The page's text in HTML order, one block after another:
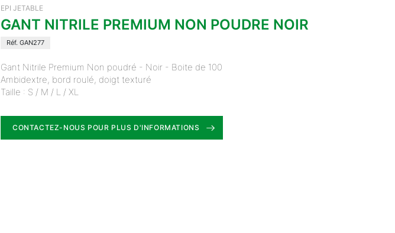
EPI JETABLE
GANT NITRILE PREMIUM NON POUDRE NOIR
Réf. GAN277
Gant Nitrile Premium Non poudré - Noir - Boite de 100
Ambidextre, bord roulé, doigt texturé
Taille : S / M / L / XL
CONTACTEZ-NOUS POUR PLUS D'INFORMATIONS